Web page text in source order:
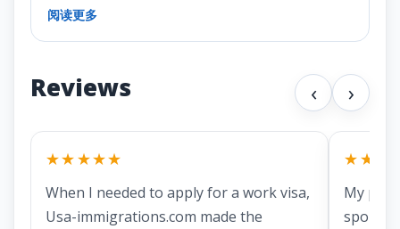
阅读更多
Reviews ‹ ›
★★★★★
When I needed to apply for a work visa,
Usa-immigrations.com made the
My